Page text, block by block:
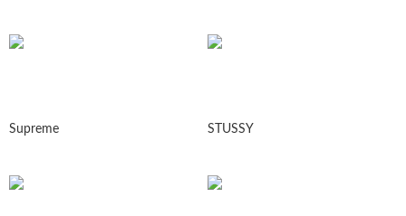
Supreme STUSSY